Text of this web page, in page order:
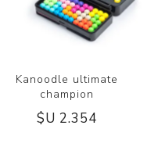
Kanoodle ultimate
champion
$U 2.354